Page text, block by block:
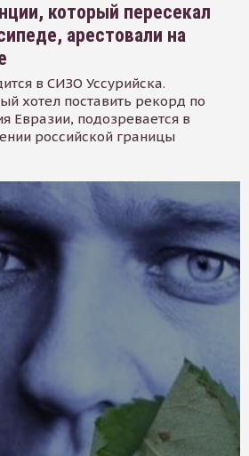
который пересекал
арестовали на
в СИЗО Уссурийска.
хотел поставить рекорд по
Евразии, подозревается в
российской границы